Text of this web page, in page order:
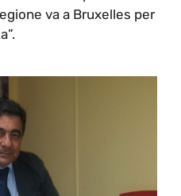
va a Bruxelles per